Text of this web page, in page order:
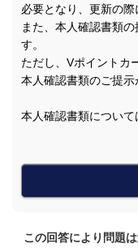
必要となり、更新の際
また、本人確認書類
す。
ただし、Vポイントカ
本人確認書類のご提示
本人確認書類について
この回答により問題は